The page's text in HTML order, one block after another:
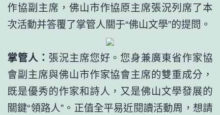
作協副主席，佛山市作協原主席張況列席了本
次活動并答覆了掌管人關于“佛山文學”的提問。
掌管人： 張況主席您好。您身兼廣東省作家協
會副主席與佛山市作家協會主席的雙重成分，
既是優秀的作家和詩人，又是佛山文學發展的
關鍵“領路人”。正值全平易近閱讀活動周，想請